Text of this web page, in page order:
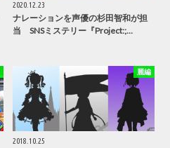
2020.12.23
ナレーションを声優の杉田智和が担
当 SNSミステリー『Project:;…
麗編
2018.10.25